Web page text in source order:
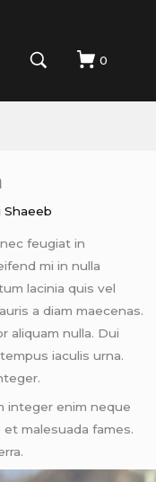
0
Shaeeb
feugiat in
mi in nulla
lacinia quis vel
a diam maecenas.
aliquam nulla. Dui
iaculis urna.
integer enim neque
malesuada fames.